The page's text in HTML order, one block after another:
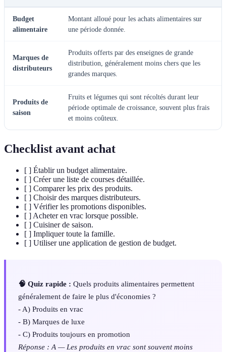
Budget
alimentaire
Montant alloué pour les achats alimentaires sur
une période donnée.
Marques de
distributeurs
Produits offerts par des enseignes de grande
distribution, généralement moins chers que les
grandes marques.
Produits de
saison
Fruits et légumes qui sont récoltés durant leur
période optimale de croissance, souvent plus frais
et moins coûteux.
Checklist avant achat
[ ] Établir un budget alimentaire.
[ ] Créer une liste de courses détaillée.
[ ] Comparer les prix des produits.
[ ] Choisir des marques distributeurs.
[ ] Vérifier les promotions disponibles.
[ ] Acheter en vrac lorsque possible.
[ ] Cuisiner de saison.
[ ] Impliquer toute la famille.
[ ] Utiliser une application de gestion de budget.
🧠 Quiz rapide : Quels produits alimentaires permettent
généralement de faire le plus d'économies ?
- A) Produits en vrac
- B) Marques de luxe
- C) Produits toujours en promotion
Réponse : A — Les produits en vrac sont souvent moins